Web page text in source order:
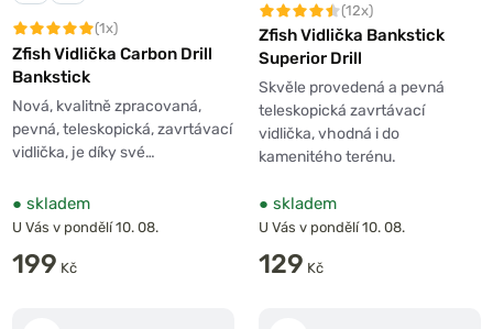
(1x)
Zfish Vidlička Carbon Drill
Bankstick
Nová, kvalitně zpracovaná,
pevná, teleskopická, zavrtávací
vidlička, je díky své…
● skladem
U Vás v pondělí 10. 08.
199 Kč
(12x)
Zfish Vidlička Bankstick
Superior Drill
Skvěle provedená a pevná
teleskopická zavrtávací
vidlička, vhodná i do
kamenitého terénu.
● skladem
U Vás v pondělí 10. 08.
129 Kč